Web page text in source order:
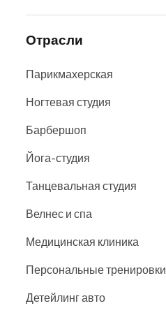
Отрасли
Парикмахерская
Ногтевая студия
Барбершоп
Йога-студия
Танцевальная студия
Велнес и спа
Медицинская клиника
Персональные тренировки
Детейлинг авто